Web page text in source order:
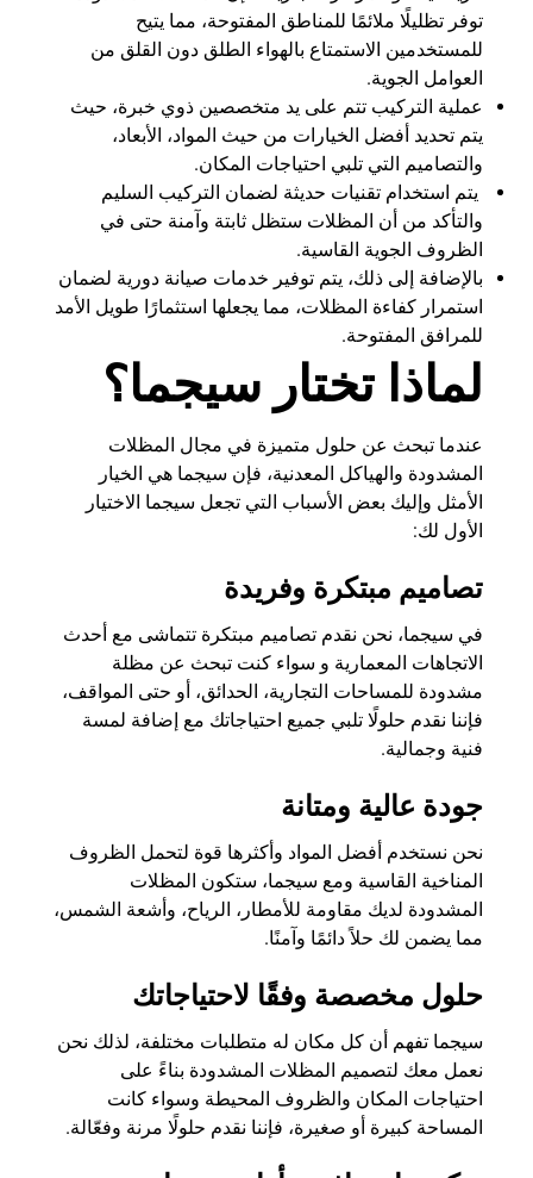
توفر تظليلًا ملائمًا للمناطق المفتوحة، مما يتيح
للمستخدمين الاستمتاع بالهواء الطلق دون القلق من
العوامل الجوية.
عملية التركيب تتم على يد متخصصين ذوي خبرة، حيث
يتم تحديد أفضل الخيارات من حيث المواد، الأبعاد،
والتصاميم التي تلبي احتياجات المكان.
يتم استخدام تقنيات حديثة لضمان التركيب السليم
والتأكد من أن المظلات ستظل ثابتة وآمنة حتى في
الظروف الجوية القاسية.
بالإضافة إلى ذلك، يتم توفير خدمات صيانة دورية لضمان
استمرار كفاءة المظلات، مما يجعلها استثمارًا طويل الأمد
للمرافق المفتوحة.
لماذا تختار سيجما؟
عندما تبحث عن حلول متميزة في مجال المظلات
المشدودة والهياكل المعدنية، فإن سيجما هي الخيار
الأمثل وإليك بعض الأسباب التي تجعل سيجما الاختيار
الأول لك:
تصاميم مبتكرة وفريدة
في سيجما، نحن نقدم تصاميم مبتكرة تتماشى مع أحدث
الاتجاهات المعمارية و سواء كنت تبحث عن مظلة
مشدودة للمساحات التجارية، الحدائق، أو حتى المواقف،
فإننا نقدم حلولًا تلبي جميع احتياجاتك مع إضافة لمسة
فنية وجمالية.
جودة عالية ومتانة
نحن نستخدم أفضل المواد وأكثرها قوة لتحمل الظروف
المناخية القاسية ومع سيجما، ستكون المظلات
المشدودة لديك مقاومة للأمطار، الرياح، وأشعة الشمس،
مما يضمن لك حلاً دائمًا وآمنًا.
حلول مخصصة وفقًا لاحتياجاتك
سيجما تفهم أن كل مكان له متطلبات مختلفة، لذلك نحن
نعمل معك لتصميم المظلات المشدودة بناءً على
احتياجات المكان والظروف المحيطة وسواء كانت
المساحة كبيرة أو صغيرة، فإننا نقدم حلولًا مرنة وفعّالة.